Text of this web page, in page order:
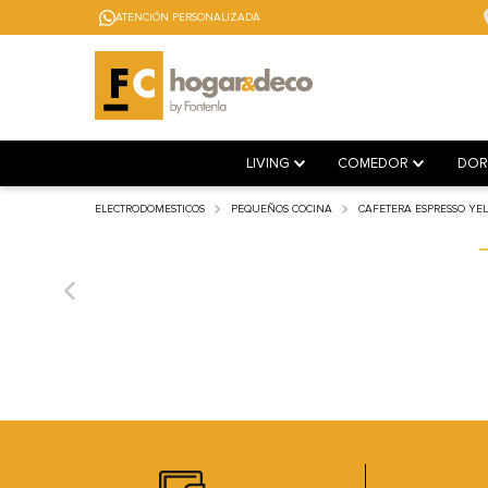
ATENCIÓN PERSONALIZADA
LIVING COMEDOR
ELECTRODOMESTICOS PEQUEÑOS COCINA CAFETERA ESPRESSO